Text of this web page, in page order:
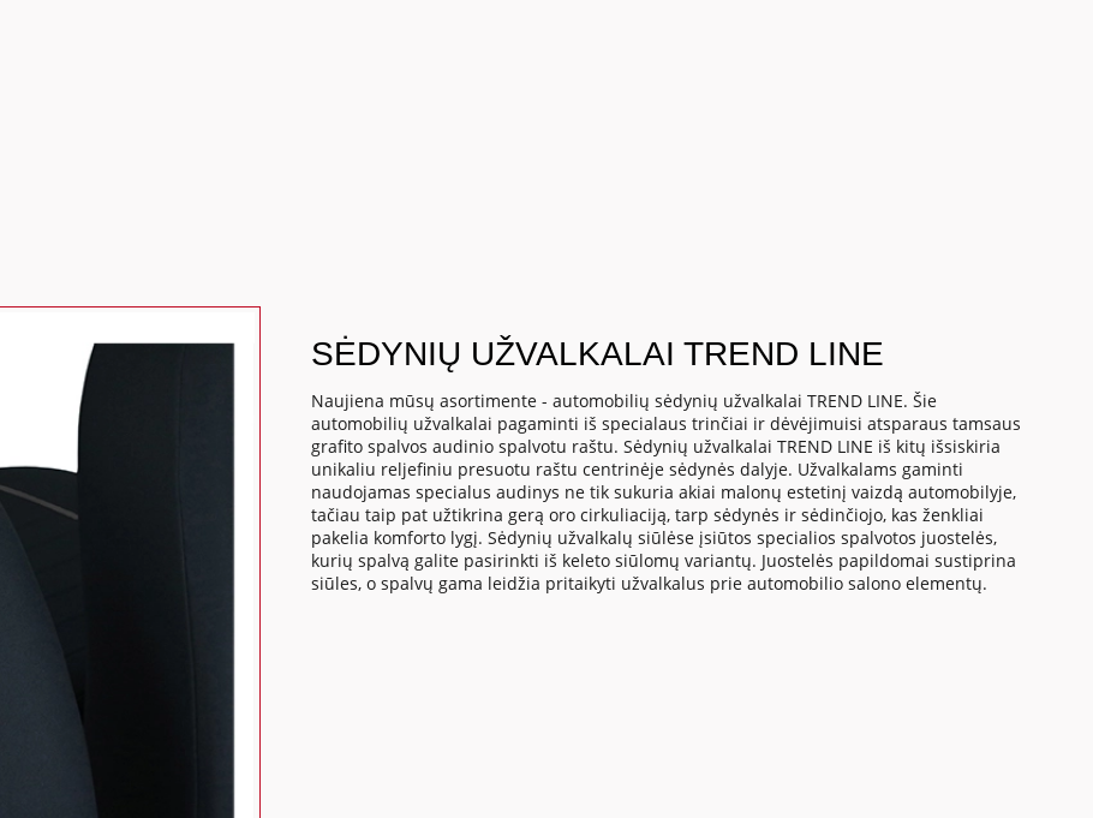
SĖDYNIŲ UŽVALKALAI TREND LINE
Naujiena mūsų asortimente - automobilių sėdynių užvalkalai TREND LINE. Šie
automobilių užvalkalai pagaminti iš specialaus trinčiai ir dėvėjimuisi atsparaus tamsaus
grafito spalvos audinio spalvotu raštu. Sėdynių užvalkalai TREND LINE iš kitų išsiskiria
unikaliu reljefiniu presuotu raštu centrinėje sėdynės dalyje. Užvalkalams gaminti
naudojamas specialus audinys ne tik sukuria akiai malonų estetinį vaizdą automobilyje,
tačiau taip pat užtikrina gerą oro cirkuliaciją, tarp sėdynės ir sėdinčiojo, kas ženkliai
pakelia komforto lygį. Sėdynių užvalkalų siūlėse įsiūtos specialios spalvotos juostelės,
kurių spalvą galite pasirinkti iš keleto siūlomų variantų. Juostelės papildomai sustiprina
siūles, o spalvų gama leidžia pritaikyti užvalkalus prie automobilio salono elementų.